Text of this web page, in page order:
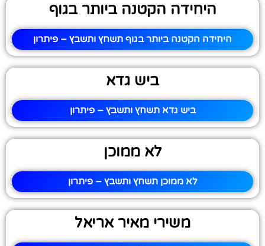
היחידה הקטנה ביותר בגוף
היחידה הקטנה ביותר בגוף תשחץ ותשבץ – פיתרון
ביש גדא
ביש גדא תשחץ ותשבץ – פיתרון
לא ממוכן
לא ממוכן תשחץ ותשבץ – פיתרון
משירי מאיר אריאל